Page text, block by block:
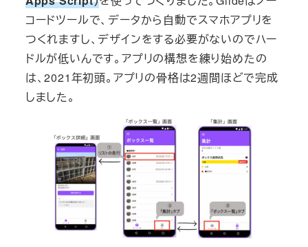
コードツールで、データから自動でスマホアプリを
つくれますし、デザインをする必要がないのでハー
ドルが低いんです。アプリの構想を練り始めたの
は、2021年初頭。アプリの骨格は2週間ほどで完成
しました。